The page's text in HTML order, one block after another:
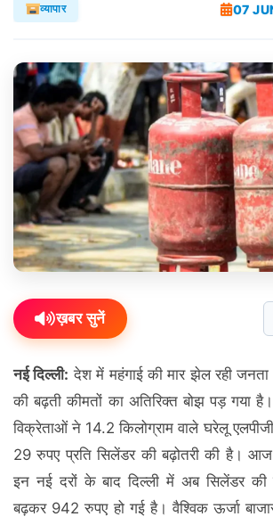
व्यापार 07
ख़बर सुनें
नई दिल्ली: देश में महंगाई की मार झेल रही
की बढ़ती कीमतों का अतिरिक्त बोझ पड़ गया
विक्रेताओं ने 14.2 किलोग्राम वाले घरेलू
29 रुपए प्रति सिलेंडर की बढ़ोतरी की है।
इन नई दरों के बाद दिल्ली में अब सिलेंडर
बढ़कर 942 रुपए हो गई है। वैश्विक ऊर्जा